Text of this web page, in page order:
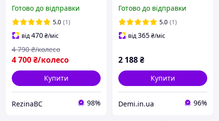
всесезонка
Готово до відправки
5.0 (1)
від470₴/міс
4 700₴/колесо
4 790 ₴/колесо
Купити
RezinaBC 98%
(577421)
Готово до відправки
5.0 (1)
від365₴/міс
2 188₴
Купити
Demi.in.ua 96%